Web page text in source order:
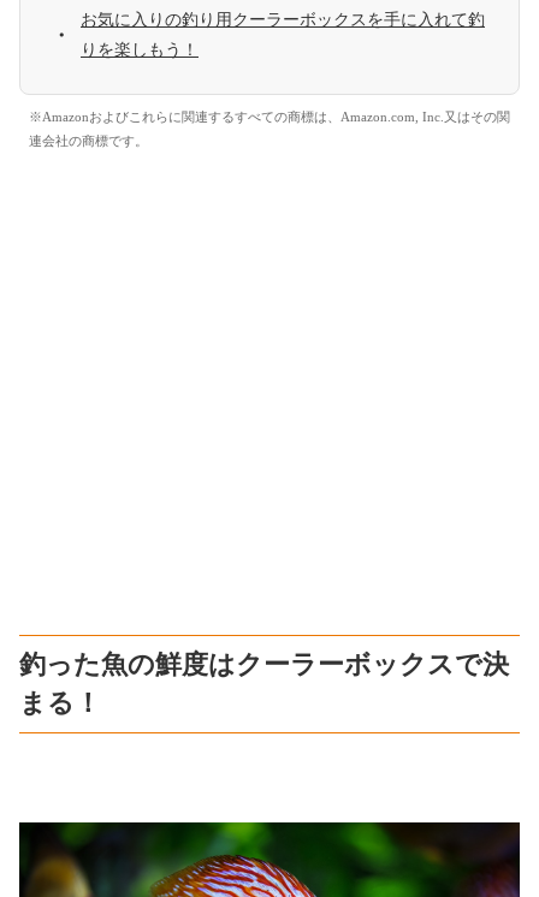
お気に入りの釣り用クーラーボックスを手に入れて釣
りを楽しもう！
※Amazonおよびこれらに関連するすべての商標は、Amazon.com, Inc.又はその関
連会社の商標です。
釣った魚の鮮度はクーラーボックスで決
まる！